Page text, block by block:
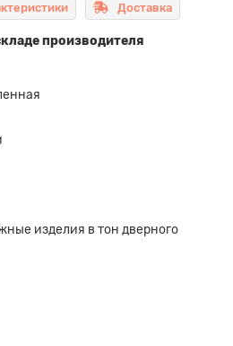
Доставка
производителя
изделия в тон дверного